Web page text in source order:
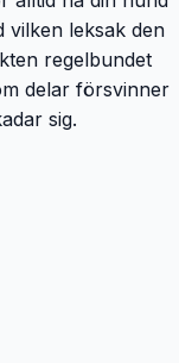
vilken leksak den
regelbundet
delar försvinner
sig.